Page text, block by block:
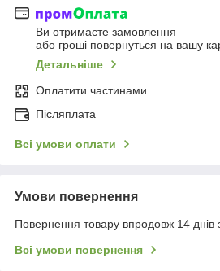
Ви отримаєте замовлення
або гроші повернуться на вашу
Детальніше
Оплатити частинами
Післяплата
Всі умови оплати
Умови повернення
Повернення товару впродовж 14 днів
Всі умови повернення